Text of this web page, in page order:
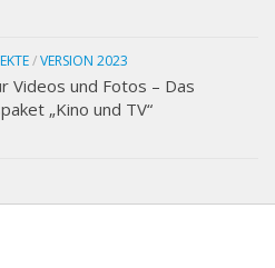
/VERSION 2023
Videos und Fotos – Das
„Kino und TV“